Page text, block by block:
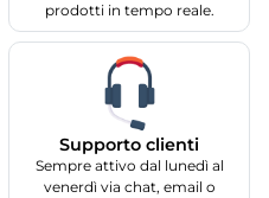
prodotti in tempo reale.
Supporto clienti
Sempre attivo dal lunedì al
venerdì via chat, email o